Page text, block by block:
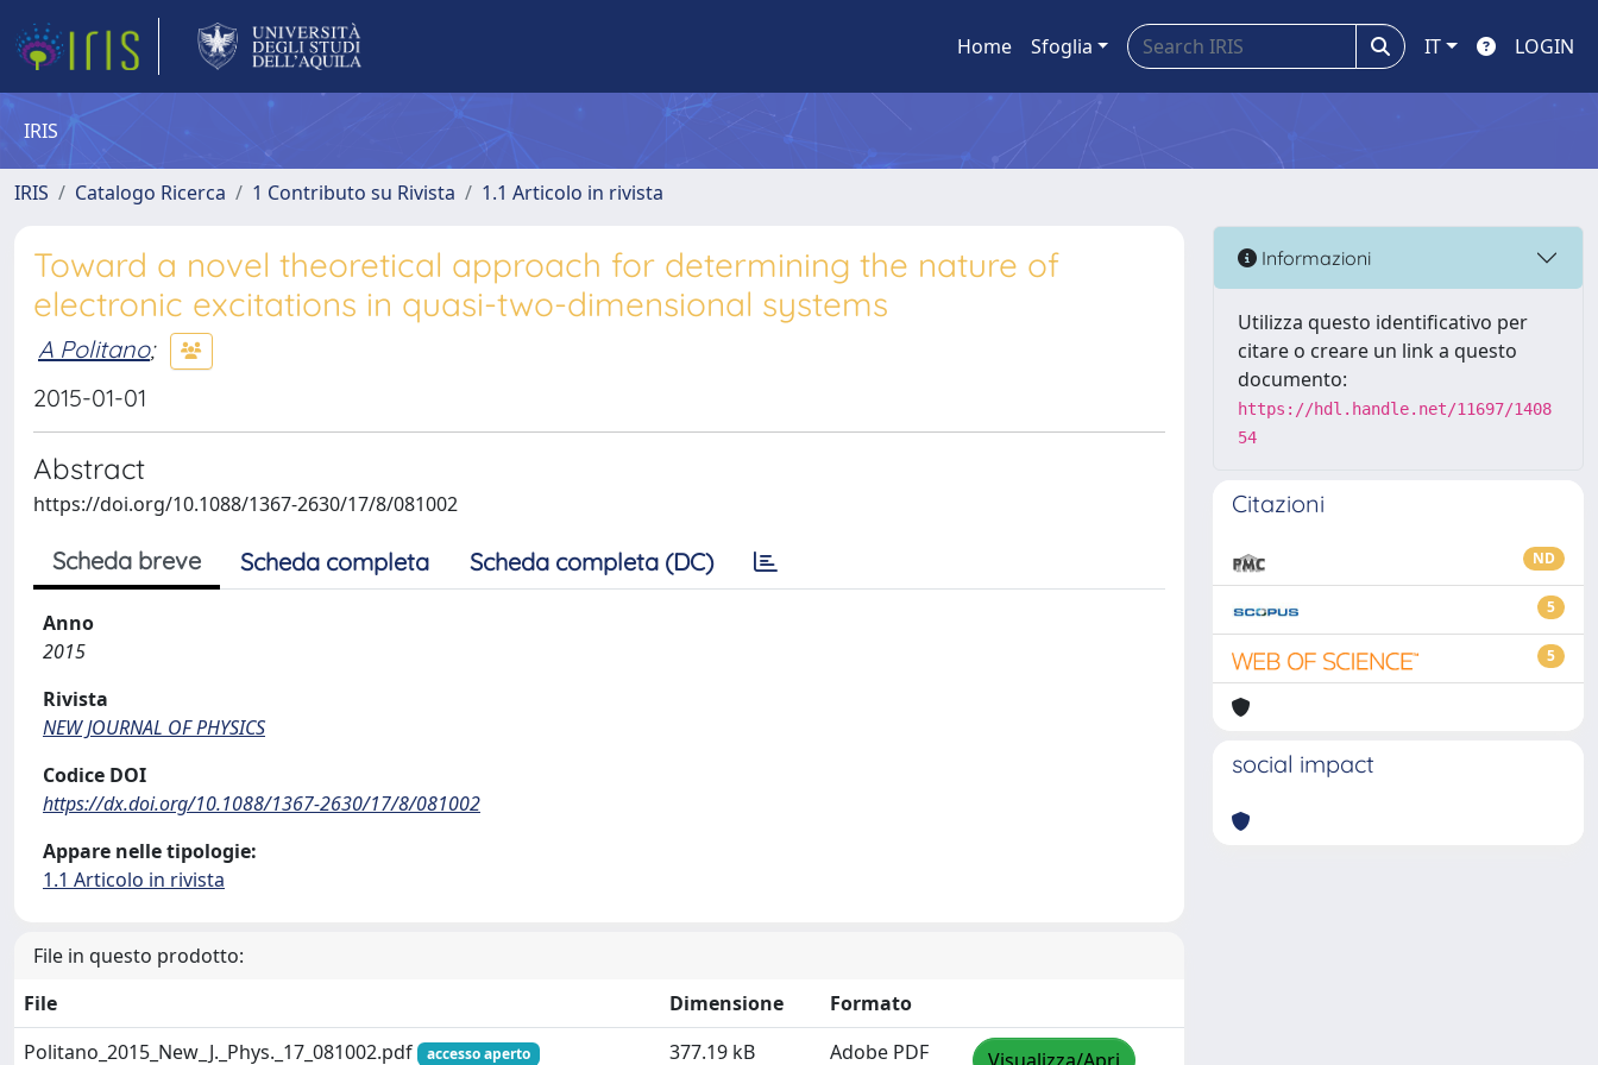
Home Sfoglia IT LOGIN
IRIS
IRIS Catalogo Ricerca 1 Contributo su Rivista 1.1 Articolo in rivista
Toward a novel theoretical approach for determining the nature of
electronic excitations in quasi-two-dimensional systems
A Politano;
2015-01-01
Abstract
https://doi.org/10.1088/1367-2630/17/8/081002
Scheda breve Scheda completa Scheda completa (DC)
Anno
2015
Rivista
NEW JOURNAL OF PHYSICS
Codice DOI
https://dx.doi.org/10.1088/1367-2630/17/8/081002
Appare nelle tipologie:
1.1 Articolo in rivista
File in questo prodotto:
File
Dimensione
Formato
Politano_2015_New_J._Phys._17_081002.pdf
accesso aperto 377.19 kB Adobe PDF
Informazioni
Utilizza questo identificativo per
citare o creare un link a questo
documento:
https://hdl.handle.net/11697/1408
54
Citazioni
ND
5
5
social impact